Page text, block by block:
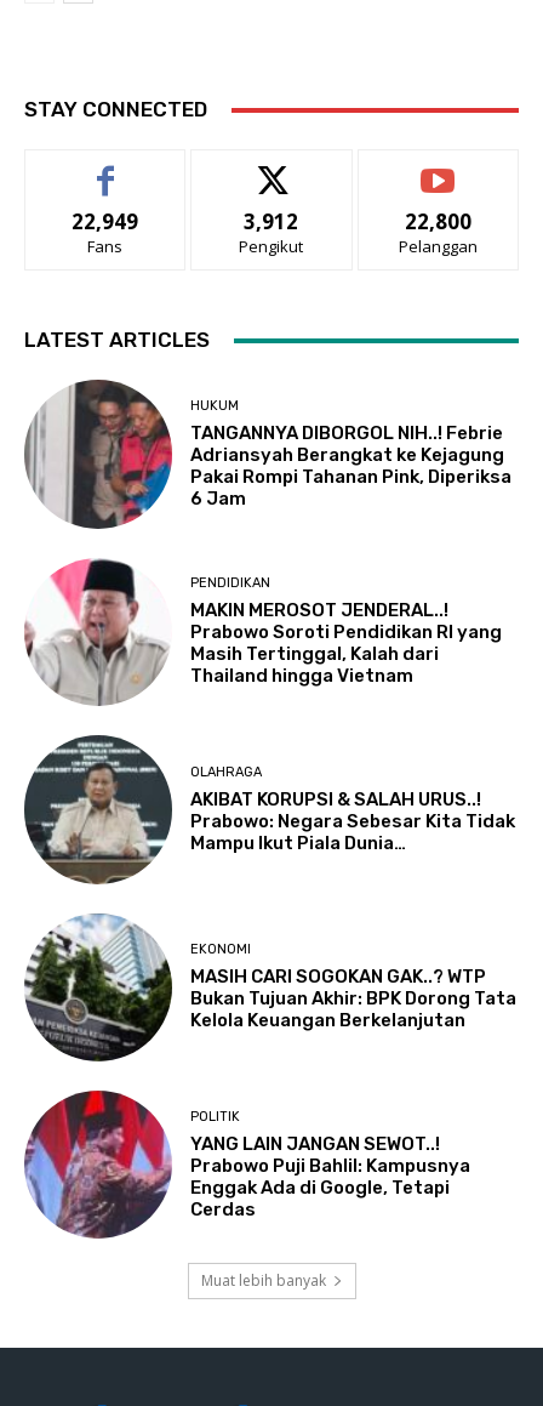
STAY CONNECTED
22,949
Fans
3,912
Pengikut
22,800
Pelanggan
LATEST ARTICLES
HUKUM
TANGANNYA DIBORGOL NIH..! Febrie
Adriansyah Berangkat ke Kejagung
Pakai Rompi Tahanan Pink, Diperiksa
6 Jam
PENDIDIKAN
MAKIN MEROSOT JENDERAL..!
Prabowo Soroti Pendidikan RI yang
Masih Tertinggal, Kalah dari
Thailand hingga Vietnam
OLAHRAGA
AKIBAT KORUPSI & SALAH URUS..!
Prabowo: Negara Sebesar Kita Tidak
Mampu Ikut Piala Dunia…
EKONOMI
MASIH CARI SOGOKAN GAK..? WTP
Bukan Tujuan Akhir: BPK Dorong Tata
Kelola Keuangan Berkelanjutan
POLITIK
YANG LAIN JANGAN SEWOT..!
Prabowo Puji Bahlil: Kampusnya
Enggak Ada di Google, Tetapi
Cerdas
Muat lebih banyak